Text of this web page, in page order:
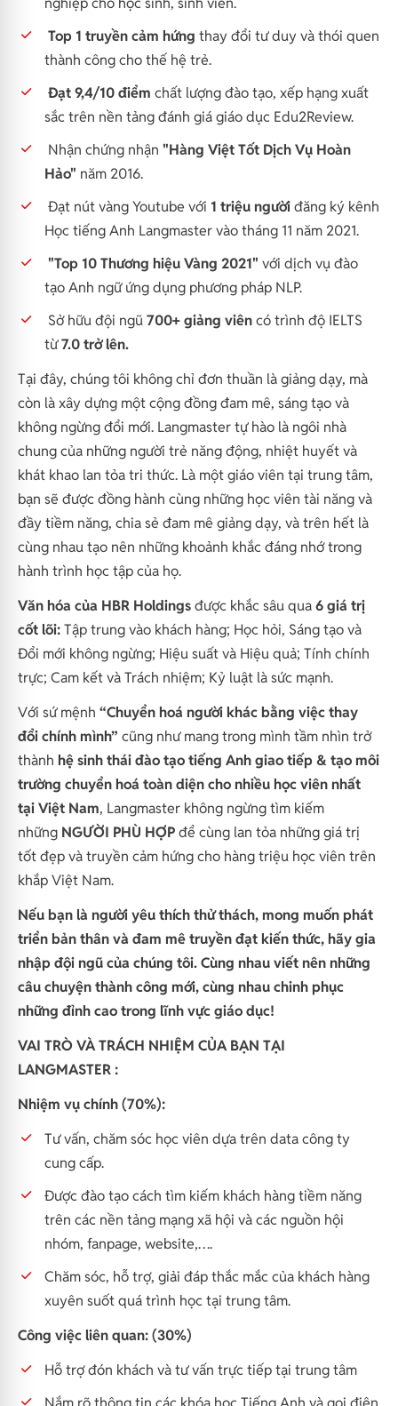
Top 1 truyền cảm hứng thay đổi tư duy và thói quen
thành công cho thế hệ trẻ.
Đạt 9,4/10 điểm chất lượng đào tạo, xếp hạng xuất
sắc trên nền tảng đánh giá giáo dục Edu2Review.
Nhận chứng nhận "Hàng Việt Tốt Dịch Vụ Hoàn
Hảo" năm 2016.
Đạt nút vàng Youtube với 1 triệu ngườiđăng ký kênh
Học tiếng Anh Langmaster vào tháng 11 năm 2021.
"Top 10 Thương hiệu Vàng 2021" với dịch vụ đào
tạo Anh ngữ ứng dụng phương pháp NLP.
Sở hữu đội ngũ700+ giảng viêncó trình độ IELTS
từ7.0 trở lên.
Tại đây, chúng tôi không chỉ đơn thuần là giảng dạy, mà
còn là xây dựng một cộng đồng đam mê, sáng tạo và
không ngừng đổi mới. Langmaster tự hào là ngôi nhà
chung của những người trẻ năng động, nhiệt huyết và
khát khao lan tỏa tri thức. Là một giáo viên tại trung tâm,
bạn sẽ được đồng hành cùng những học viên tài năng và
đầy tiềm năng, chia sẻ đam mê giảng dạy, và trên hết là
cùng nhau tạo nên những khoảnh khắc đáng nhớ trong
hành trình học tập của họ.
Văn hóa của HBR Holdingsđược khắc sâu qua6 giá trị
cốt lõi:Tập trung vào khách hàng; Học hỏi, Sáng tạo và
Đổi mới không ngừng; Hiệu suất và Hiệu quả; Tính chính
trực; Cam kết và Trách nhiệm; Kỷ luật là sức mạnh.
Với sứ mệnh “Chuyển hoá người khác bằng việc thay
đổi chính mình” cũng như mang trong mình tầm nhìn trở
thành hệ sinh thái đào tạo tiếng Anh giao tiếp & tạo môi
trường chuyển hoá toàn diện cho nhiều học viên nhất
tại Việt Nam, Langmaster không ngừng tìm kiếm
những NGƯỜI PHÙ HỢPđể cùng lan tỏa những giá trị
tốt đẹp và truyền cảm hứng cho hàng triệu học viên trên
khắp Việt Nam.
Nếu bạn là người yêu thích thử thách, mong muốn phát
triển bản thân và đam mê truyền đạt kiến thức, hãy gia
nhập đội ngũ của chúng tôi. Cùng nhau viết nên những
câu chuyện thành công mới, cùng nhau chinh phục
những đỉnh cao trong lĩnh vực giáo dục!
VAI TRÒ VÀ TRÁCH NHIỆM CỦA BẠN TẠI
LANGMASTER :
Nhiệm vụ chính (70%):
Tư vấn, chăm sóc học viên dựa trên data công ty
cung cấp.
Được đào tạo cách tìm kiếm khách hàng tiềm năng
trên các nền tảng mạng xã hội và các nguồn hội
nhóm, fanpage, website,….
Chăm sóc, hỗ trợ, giải đáp thắc mắc của khách hàng
xuyên suốt quá trình học tại trung tâm.
Công việc liên quan: (30%)
Hỗ trợ đón khách và tư vấn trực tiếp tại trung tâm